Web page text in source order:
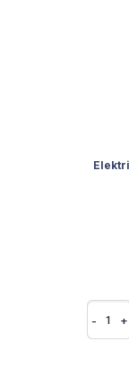
- +